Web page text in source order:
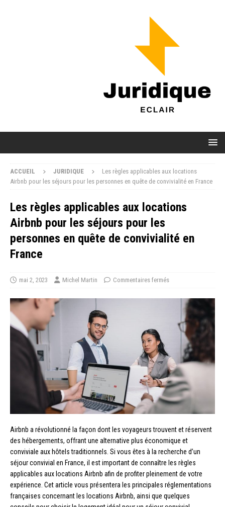
ACCUEIL JURIDIQUE
Les règles applicables aux locations
Airbnb pour les séjours pour les personnes en quête de convivialité en France
Les règles applicables aux locations
Airbnb pour les séjours pour les
personnes en quête de convivialité en
France
mai 2, 2023 Michel Martin Commentaires fermés
Airbnb a révolutionné la façon dont les voyageurs trouvent et réservent
des hébergements, offrant une alternative plus économique et
conviviale aux hôtels traditionnels. Si vous êtes à la recherche d’un
séjour convivial en France, il est important de connaître les règles
applicables aux locations Airbnb afin de profiter pleinement de votre
expérience. Cet article vous présentera les principales réglementations
françaises concernant les locations Airbnb, ainsi que quelques